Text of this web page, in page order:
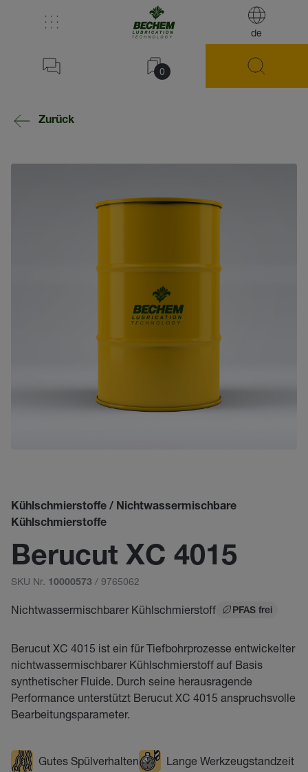
de
0
Zurück
Kühlschmierstoffe / Nichtwassermischbare
Kühlschmierstoffe
Berucut XC 4015
SKU Nr. 10000573 / 9765062
Nichtwassermischbarer Kühlschmierstoff PFAS frei
Berucut XC 4015 ist ein für Tiefbohrprozesse entwickelter
nichtwassermischbarer Kühlschmierstoff auf Basis
synthetischer Fluide. Durch seine herausragende
Performance unterstützt Berucut XC 4015 anspruchsvolle
Bearbeitungsparameter.
Gutes Spülverhalten
Lange Werkzeugstandzeit